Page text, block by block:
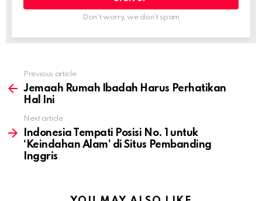
Don't worry, we don't spam
more
Previous article
Jemaah Rumah Ibadah Harus Perhatikan
Hal Ini
Next article
Indonesia Tempati Posisi No. 1 untuk
‘Keindahan Alam’ di Situs Pembanding
Inggris